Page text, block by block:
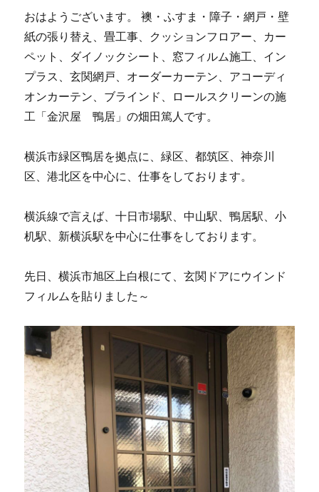
おはようございます。 襖・ふすま・障子・網戸・壁
紙の張り替え、畳工事、クッションフロアー、カー
ペット、ダイノックシート、窓フィルム施工、イン
プラス、玄関網戸、オーダーカーテン、アコーディ
オンカーテン、ブラインド、ロールスクリーンの施
工「金沢屋 鴨居」の畑田篤人です。
横浜市緑区鴨居を拠点に、緑区、都筑区、神奈川
区、港北区を中心に、仕事をしております。
横浜線で言えば、十日市場駅、中山駅、鴨居駅、小
机駅、新横浜駅を中心に仕事をしております。
先日、横浜市旭区上白根にて、玄関ドアにウインド
フィルムを貼りました～